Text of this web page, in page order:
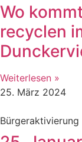
Wo
recyclen
Weiterlesen »
25. März 2024
Bürgeraktivierung